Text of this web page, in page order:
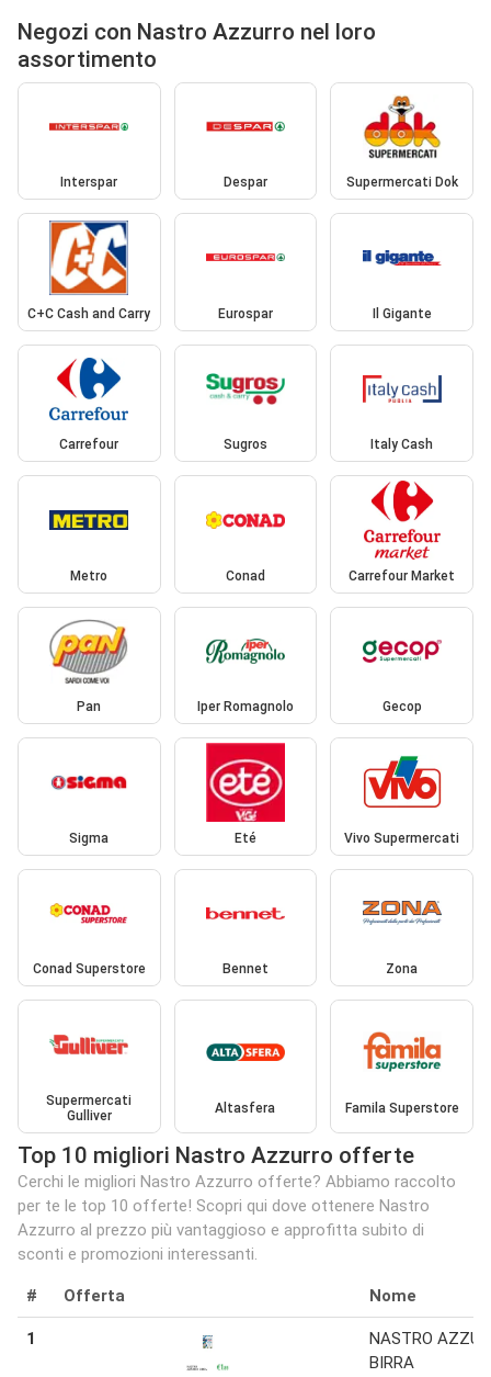
Negozi con Nastro Azzurro nel loro
assortimento
Interspar Despar Supermercati Dok
C+C Cash and Carry Eurospar Il Gigante
Carrefour Sugros Italy Cash
Metro Conad Carrefour Market
Pan Iper Romagnolo Gecop
Sigma Eté Vivo Supermercati
Conad Superstore Bennet Zona
Supermercati
Gulliver
Altasfera Famila Superstore
Top 10 migliori Nastro Azzurro offerte
Cerchi le migliori Nastro Azzurro offerte? Abbiamo raccolto
per te le top 10 offerte! Scopri qui dove ottenere Nastro
Azzurro al prezzo più vantaggioso e approfitta subito di
sconti e promozioni interessanti.
# Offerta Nome
1
NASTRO
BIRRA